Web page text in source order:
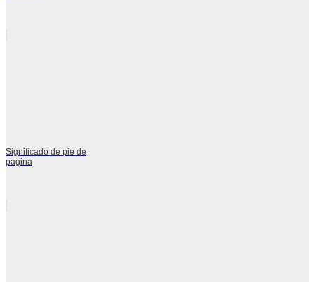
Significado de pie de
pagina